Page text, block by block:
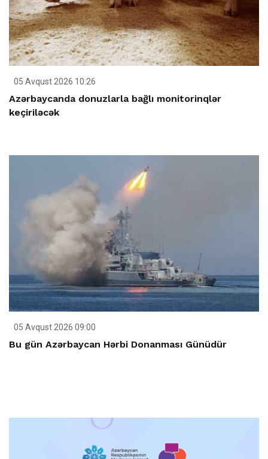
05 Avqust 2026 10:26
Azərbaycanda donuzlarla bağlı monitorinqlər
keçiriləcək
05 Avqust 2026 09:00
Bu gün Azərbaycan Hərbi Donanması Günüdür